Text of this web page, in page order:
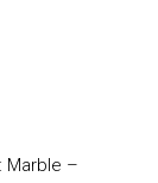
Marble –